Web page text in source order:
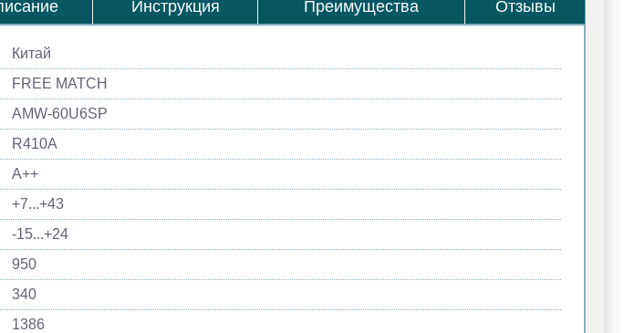
Инструкция Преимущества Отзывы
Китай
FREE MATCH
AMW-60U6SP
R410A
A++
+7...+43
-15...+24
950
340
1386